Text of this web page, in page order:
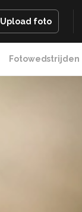
Upload foto
Fotowedstrijden